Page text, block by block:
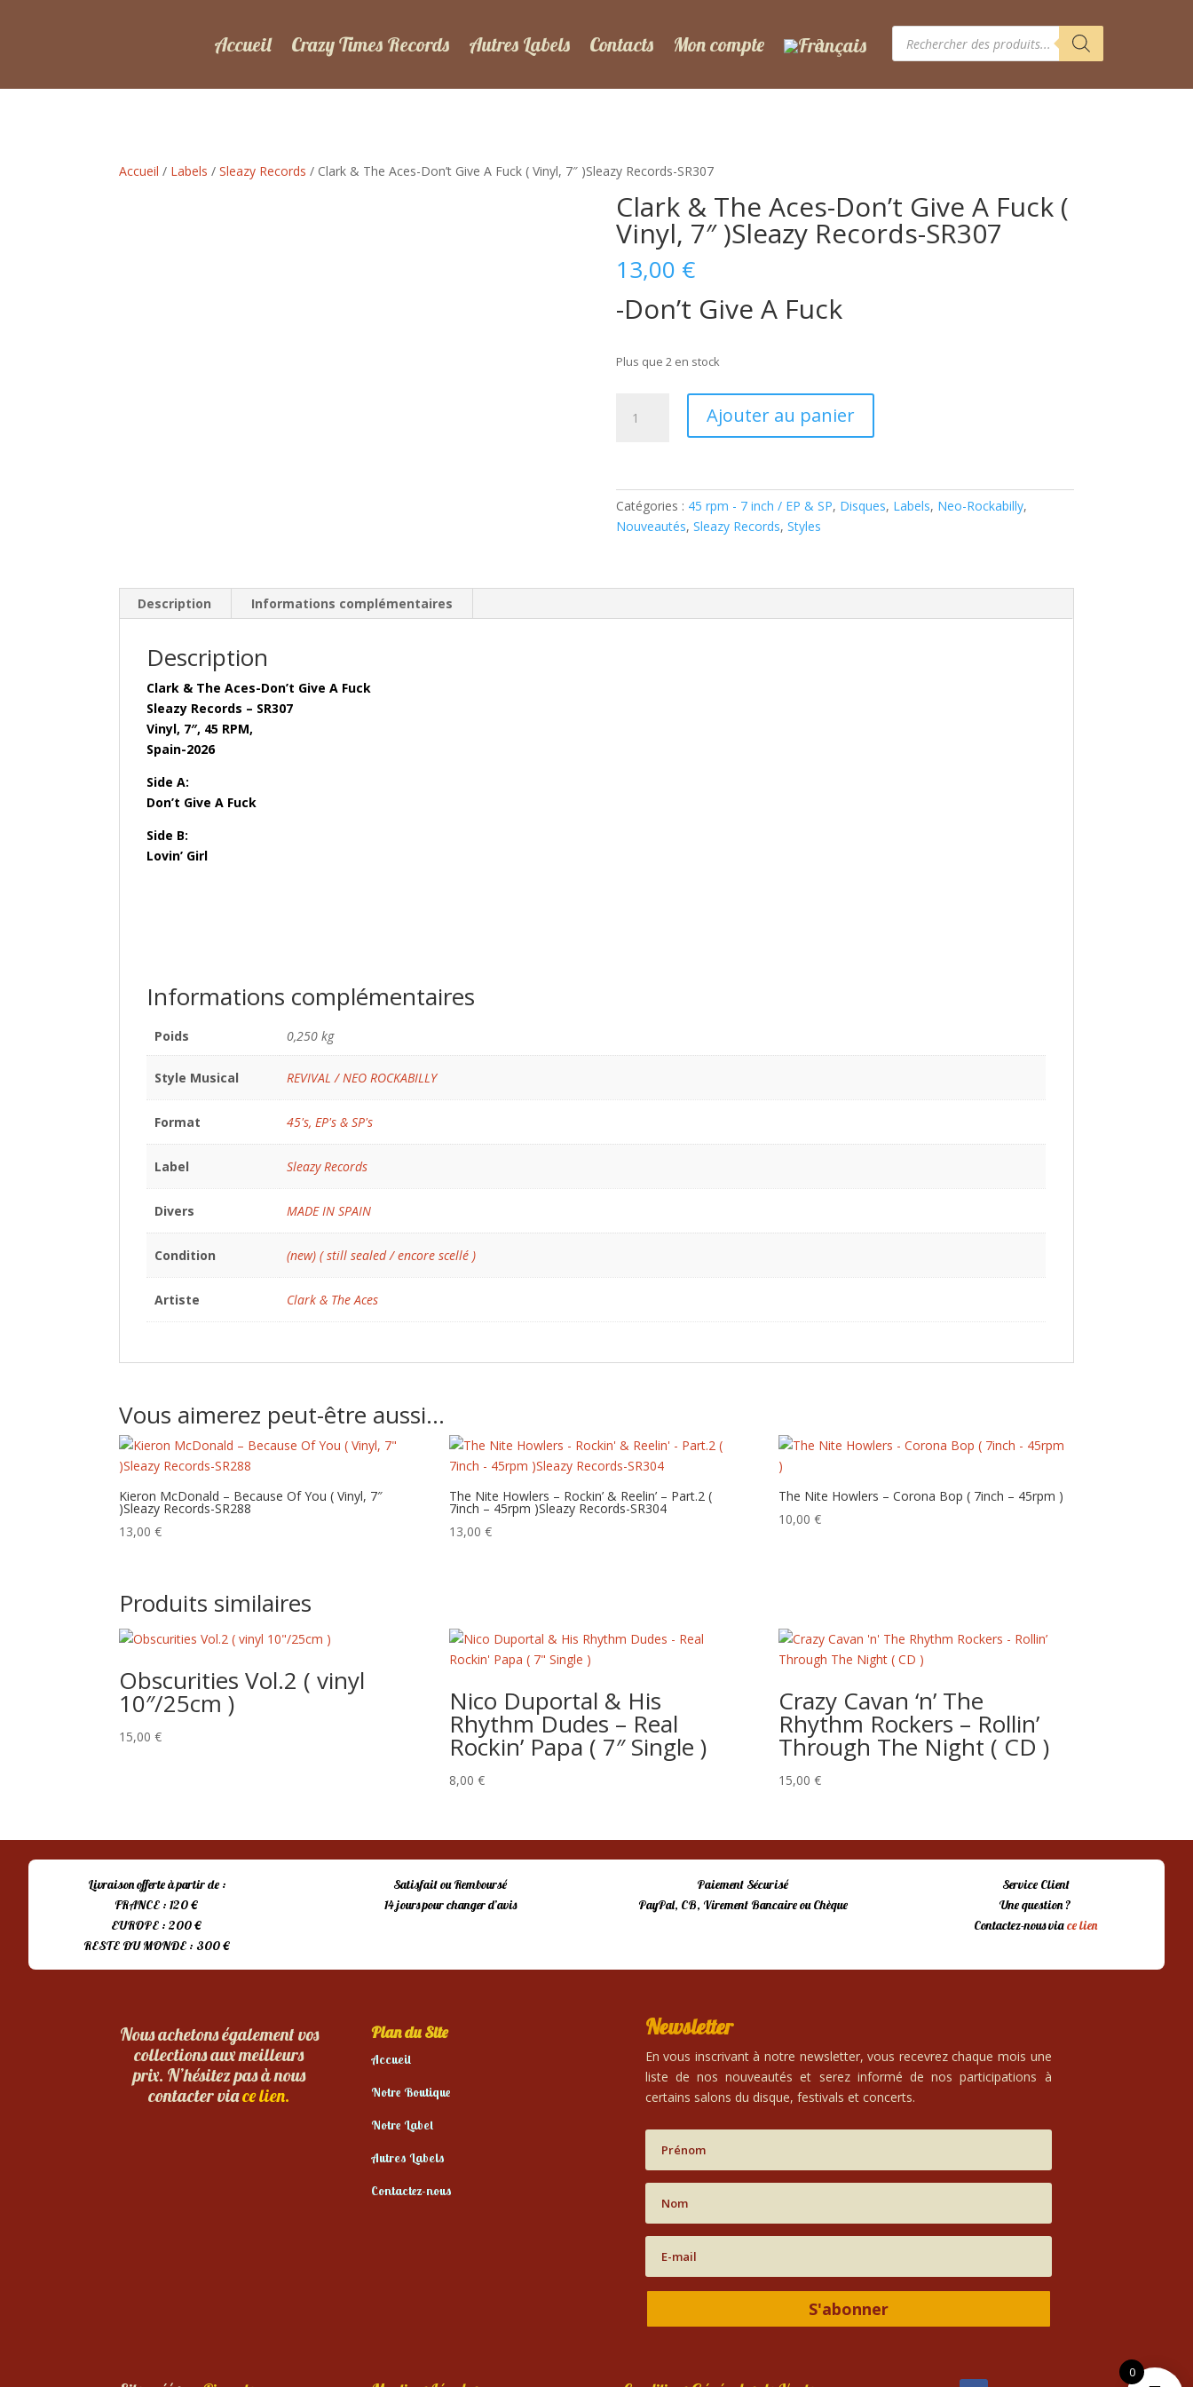
Accueil Crazy Times Records Autres Labels Contacts Mon compte
Recherche
produits
Accueil / Labels /Sleazy Records / Clark & The Aces-Don’t Give A Fuck ( Vinyl, 7″ )Sleazy Records-SR307
Clark & The Aces-Don’t Give A Fuck (
Vinyl, 7″ )Sleazy Records-SR307
13,00 €
-Don’t Give A Fuck
Plus que 2 en stock
Aces-
Don't
Fuck
Ajouter au panier
Catégories : 45 rpm - 7 inch / EP & SP, Disques, Labels, Neo-Rockabilly,
Nouveautés, Sleazy Records, Styles
Description Informations complémentaires
Description
Clark & The Aces-Don’t Give A Fuck
Sleazy Records – SR307
Vinyl, 7″, 45 RPM,
Spain-2026
Side A:
Don’t Give A Fuck
Side B:
Lovin’ Girl
Informations complémentaires
Poids 0,250 kg
Style Musical REVIVAL / NEO ROCKABILLY
Format 45's, EP's & SP's
Label Sleazy Records
Divers MADE IN SPAIN
Condition (new) ( still sealed / encore scellé )
Artiste Clark & The Aces
Vous aimerez peut-être aussi…
Kieron McDonald – Because Of You ( Vinyl, 7″
)Sleazy Records-SR288
13,00€
The Nite Howlers – Rockin’ & Reelin’ – Part.2 (
7inch – 45rpm )Sleazy Records-SR304
13,00 €
The Nite Howlers – Corona Bop ( 7inch – 45rpm )
10,00€
Produits similaires
Obscurities Vol.2 ( vinyl
10″/25cm )
15,00€
Nico Duportal & His
Rhythm Dudes – Real
Rockin’ Papa ( 7″ Single )
8,00 €
Crazy Cavan ‘n’ The
Rhythm Rockers – Rollin’
Through The Night ( CD )
15,00€
Livraison offerte à partir de :
FRANCE : 120 €
EUROPE : 200 €
RESTE DU MONDE : 300 €
Satisfait ou Remboursé
14 jours pour changer d’avis
Paiement Sécurisé
PayPal, CB, Virement Bancaire ou Chèque
Service Client
Une question ?
Contactez-nous viace lien
Nous achetons également vos
collections aux meilleurs
prix. N’hésitez pas à nous
contacter viace lien.
Plan du Site
Accueil
Notre Boutique
Notre Label
Autres Labels
Contactez-nous
Newsletter
En vous inscrivant à notre newsletter, vous recevrez chaque mois une
liste de nos nouveautés et serez informé de nos participations à
certains salons du disque, festivals et concerts.
S'abonner
0